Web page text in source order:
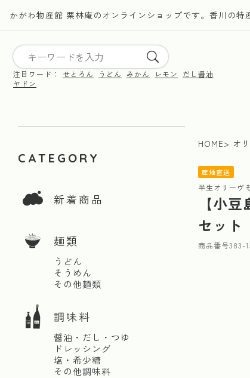
かがわ物産館 栗林庵のオンラインショップです。香川の特
注目ワード： せとろん うどん みかん レモン
だし醤油
ヤドン
CATEGORY
新着商品
麺類
うどん
そうめん
その他麺類
調味料
醤油・だし・つゆ
ドレッシング
塩・希少糖
その他調味料
HOME オ
産地直送
半生オリーヴ
【小
セット
商品番号383-